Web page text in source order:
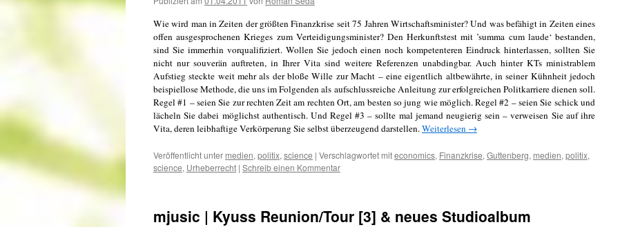
Wie wird man in Zeiten der größten Finanzkrise seit 75 Jahren Wirtschaftsminister? Und was befähigt in Zeiten eines
offen ausgesprochenen Krieges zum Verteidigungsminister? Den Herkunftstest mit ’summa cum laude‘ bestanden,
sind Sie immerhin vorqualifiziert. Wollen Sie jedoch einen noch kompetenteren Eindruck hinterlassen, sollten Sie
nicht nur souverän auftreten, in Ihrer Vita sind weitere Referenzen unabdingbar. Auch hinter KTs ministrablem
Aufstieg steckte weit mehr als der bloße Wille zur Macht – eine eigentlich altbewährte, in seiner Kühnheit jedoch
beispiellose Methode, die uns im Folgenden als aufschlussreiche Anleitung zur erfolgreichen Politkarriere dienen soll.
Regel #1 – seien Sie zur rechten Zeit am rechten Ort, am besten so jung wie möglich. Regel #2 – seien Sie schick und
lächeln Sie dabei möglichst authentisch. Und Regel #3 – sollte mal jemand neugierig sein – verweisen Sie auf ihre
Vita, deren leibhaftige Verkörperung Sie selbst überzeugend darstellen.Weiterlesen →
Veröffentlicht unter medien, politix, science | Verschlagwortet miteconomics, Finanzkrise, Guttenberg, medien, politix,
science, Urheberrecht | Schreib einen Kommentar
mjusic | Kyuss Reunion/Tour [3] & neues Studioalbum